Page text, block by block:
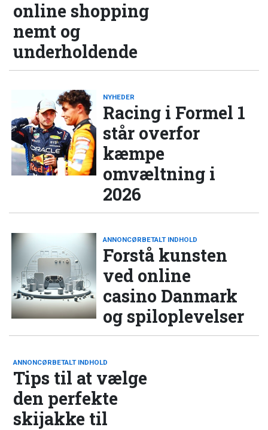
online shopping
nemt og
underholdende
NYHEDER
Racing i Formel 1
står overfor
kæmpe
omvæltning i
2026
ANNONCØRBETALT INDHOLD
Forstå kunsten
ved online
casino Danmark
og spiloplevelser
ANNONCØRBETALT INDHOLD
Tips til at vælge
den perfekte
skijakke til